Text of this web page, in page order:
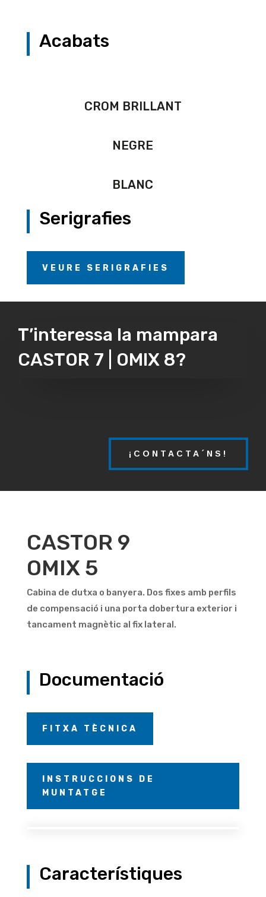
Acabats
CROM BRILLANT
NEGRE
BLANC
Serigrafies
VEURE SERIGRAFIES
T’interessa la mampara
CASTOR 7 | OMIX 8?
¡CONTACTA´NS!
CASTOR 9
OMIX 5
Cabina de dutxa o banyera. Dos fixes amb perfils
de compensació i una porta dobertura exterior i
tancament magnètic al fix lateral.
Documentació
FITXA TÈCNICA
INSTRUCCIONS DE
MUNTATGE
Característiques